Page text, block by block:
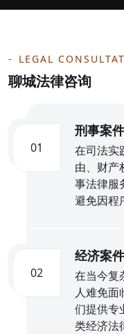
LEGAL
聊城法律咨询
01
刑事案
在司法实
由、财产
事法律服
避免因程
02
经济案
在当今复
人难免面
们提供专
类经济法